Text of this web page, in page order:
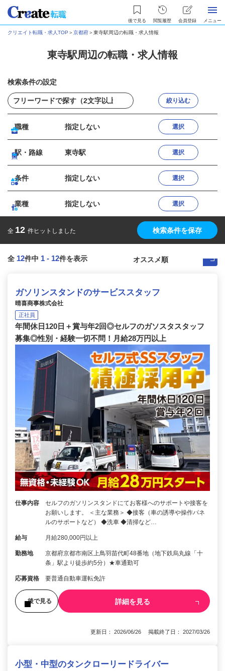
後で見る 閲覧履歴 会員登録 メニュー
クリエイト転職・求人TOP ＞京都府＞東寺駅周辺の転職・求人情報
東寺駅周辺の転職・求人情報
検索条件の設定
絞り込む
職種 指定しない 選択
駅・路線 東寺駅 選択
条件 指定しない 選択
業種 指定しない 選択
全 12 件ヒットしました 検索条件を保存
全 12件中 1 - 12件を表示
ガソリンスタンドのサービススタッフ
晴喜商事株式会社
正社員
年間休日120日＋賞与年2回◎セルフのガソスタスタッフ
募集◎性別・経験一切不問！月給28万円以上
仕事内容
セルフのガソリンスタンドにてお客様へのサポートや接客を
お願いします。 ＜主な業務＞ ◆接客（車の誘導や操作パネ
ルのサポートなど） ◆洗車 ◆清掃など…
給与 月給280,000円以上
勤務地
京都府京都市南区上鳥羽苗代町48番地（地下鉄烏丸線「十
条」駅より徒歩約5分）★車通勤可
応募資格 要普通自動車運転免許
後で見る 詳細を見る
更新日： 2026/06/26 掲載終了日： 2027/03/26
小型・中型のタンクローリードライバー